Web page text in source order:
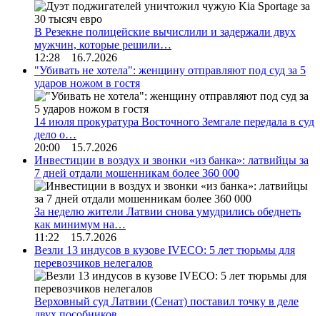
В Резекне полицейские вычислили и задержали двух
мужчин, которые решили…
12:28 16.7.2026
"Убивать не хотела": женщину отправляют под суд за 5
ударов ножом в гостя
14 июля прокуратура Восточного Земгале передала в суд
дело о…
20:00 15.7.2026
Инвестиции в воздух и звонки «из банка»: латвийцы за
7 дней отдали мошенникам более 360 000
За неделю жители Латвии снова умудрились обеднеть
как минимум на…
11:22 15.7.2026
Везли 13 индусов в кузове IVECO: 5 лет тюрьмы для
перевозчиков нелегалов
Верховный суд Латвии (Сенат) поставил точку в деле